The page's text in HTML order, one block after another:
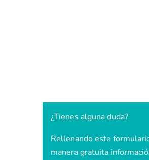
¿Tienes alguna duda?
Rellenando este
manera gratuita